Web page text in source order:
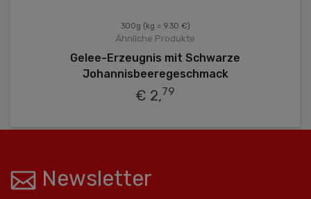
300g (kg = 9.30 €)
Ähnliche Produkte
Gelee-Erzeugnis mit Schwarze
Johannisbeeregeschmack
€ 2,79
Newsletter